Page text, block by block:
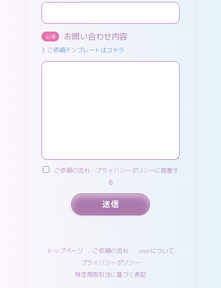
必須 お問い合わせ内容
》ご依頼テンプレートはコチラ
ご依頼の流れ・プライバシーポリシーに同意す
る
トップページ ご依頼の流れ
skebについて
プライバシーポリシー
特定商取引法に基づく表記